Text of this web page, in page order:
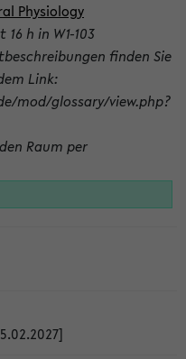
Physiology
h in W1-103
finden Sie
Link:
mod/glossary/view.php?
Raum per